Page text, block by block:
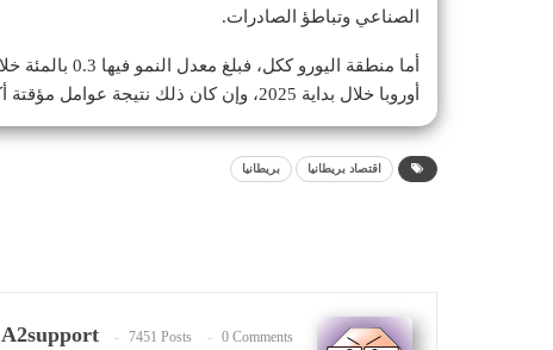
الصناعي وتباطؤ الصادرات.
أما منطقة اليورو ككل، فبلغ معدل النمو فيها 0.3 بالمئة خلال الربع الأول، ما يضع
أوروبا خلال بداية 2025، وإن كان ذلك نتيجة عوامل مؤقتة أكثر من كونه تحسناً هيكلياً في الأساسيات الاقتصادية.
اقتصاد بريطانيا بريطانيا
A2support 7451 Posts 0 Comments